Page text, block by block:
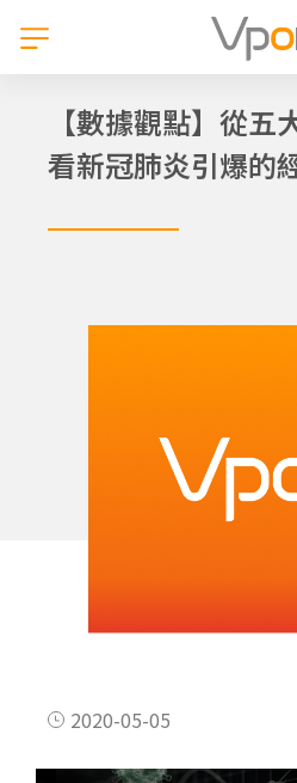
【數據觀點】從五
看新冠肺炎引爆的
2020-05-05